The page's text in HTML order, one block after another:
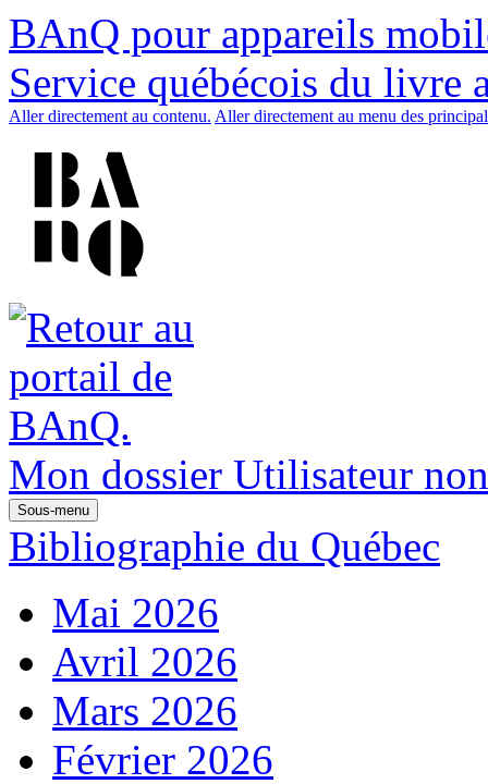
BAnQ pour appareils
Service québécois du livre
Aller directement au contenu. Aller directement au menu des
Mon dossier Utilisateur
Sous-menu
Bibliographie du Québec
Mai 2026
Avril 2026
Mars 2026
Février 2026